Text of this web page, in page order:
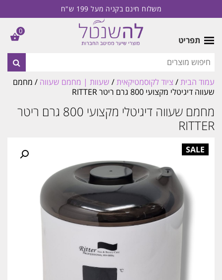
משלוח חינם בקניה מעל 199 ש"ח
תפריט
עמוד הבית/ ציוד לקוסמטיקאית/ שעוות | מחמם שעווה / מחמם
שעווה דיגיטלי מקצועי 800 גרם ריטר RITTER
מחמם שעווה דיגיטלי מקצועי 800 גרם ריטר
RITTER
0